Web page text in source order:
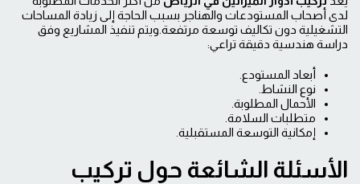
لدى أصحاب المستودعات والهناجر بسبب الحاجة إلى زيادة المساحات
التشغيلية دون تكاليف توسعة مرتفعة.ويتم تنفيذ المشاريع وفق
دراسة هندسية دقيقة تراعي:
أبعاد المستودع.
نوع النشاط.
الأحمال المطلوبة.
متطلبات السلامة.
إمكانية التوسعة المستقبلية.
الأسئلة الشائعة حول تركيب